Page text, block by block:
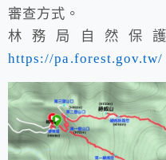
審查方式。
林務局自然保
https://pa.forest.gov.tw/